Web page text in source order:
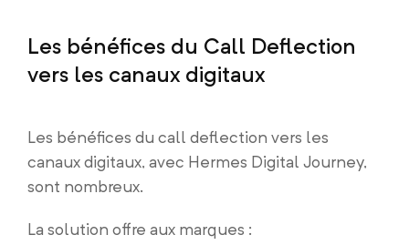
Les bénéfices du Call Deflection
vers les canaux digitaux
Les bénéfices du call deflection vers les
canaux digitaux, avec Hermes Digital Journey,
sont nombreux.
La solution offre aux marques :